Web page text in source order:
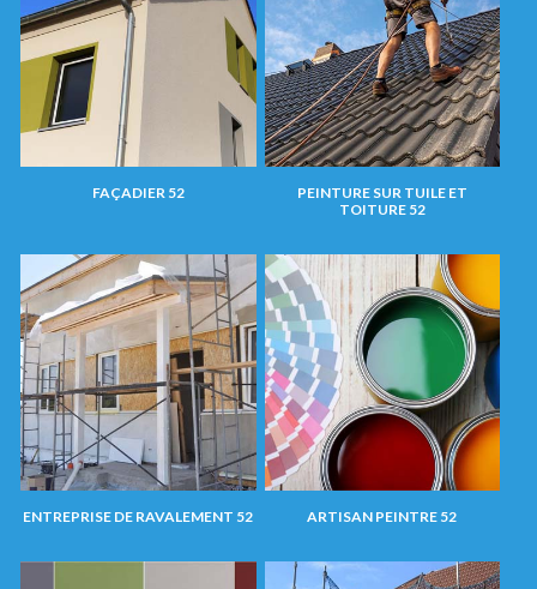
FAÇADIER 52
PEINTURE SUR TUILE ET
TOITURE 52
ENTREPRISE DE RAVALEMENT 52 ARTISAN PEINTRE 52